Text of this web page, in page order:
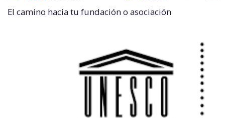
El camino hacia tu fundación o asociación